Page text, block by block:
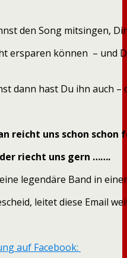
den Song mitsingen,
ersparen können – und
dann hast Du ihn auch –
reicht uns schon schon
riecht uns gern …….
legendäre Band in
leitet diese Email
auf Facebook: